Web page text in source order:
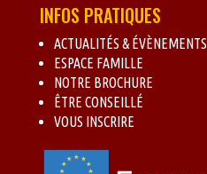
INFOS PRATIQUES
ACTUALITÉS & ÉVÈNEMENTS
ESPACE FAMILLE
NOTRE BROCHURE
ÊTRE CONSEILLÉ
VOUS INSCRIRE